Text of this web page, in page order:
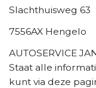
Slachthuisweg 63
7556AX Hengelo
AUTOSERVICE
Staat alle
kunt via deze